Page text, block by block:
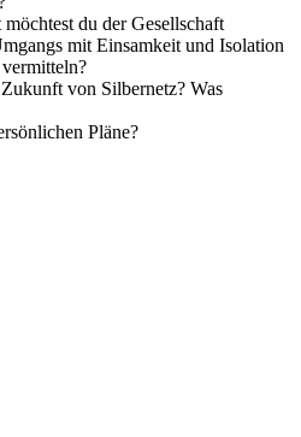
du der Gesellschaft
mit Einsamkeit und Isolation
von Silbernetz? Was
Pläne?